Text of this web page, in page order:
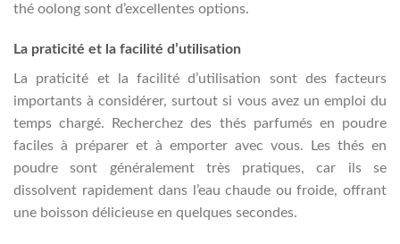
thé oolong sont d’excellentes options.
La praticité et la facilité d’utilisation
La praticité et la facilité d’utilisation sont des facteurs
importants à considérer, surtout si vous avez un emploi du
temps chargé. Recherchez des thés parfumés en poudre
faciles à préparer et à emporter avec vous. Les thés en
poudre sont généralement très pratiques, car ils se
dissolvent rapidement dans l’eau chaude ou froide, offrant
une boisson délicieuse en quelques secondes.